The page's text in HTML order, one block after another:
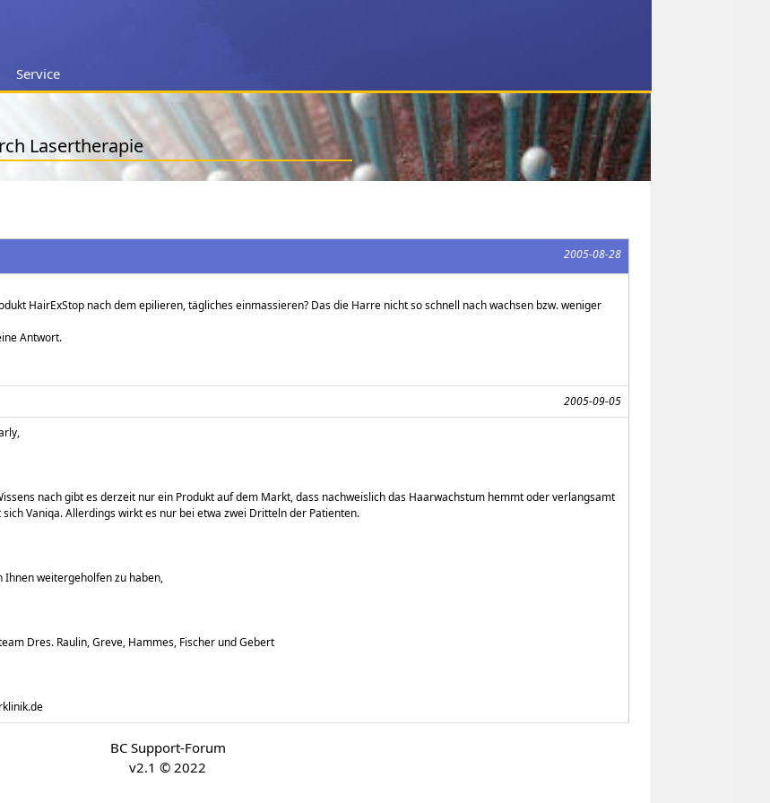
Service
Lasertherapie
2005-08-28
HairExStop nach dem epilieren, tägliches einmassieren? Das die Harre nicht so schnell nach wachsen bzw. weniger
Antwort.
2005-09-05
nach gibt es derzeit nur ein Produkt auf dem Markt, dass nachweislich das Haarwachstum hemmt oder verlangsamt
sich Vaniqa. Allerdings wirkt es nur bei etwa zwei Dritteln der Patienten.
Ihnen weitergeholfen zu haben,
Dres. Raulin, Greve, Hammes, Fischer und Gebert
BC Support-Forum
v2.1 © 2022